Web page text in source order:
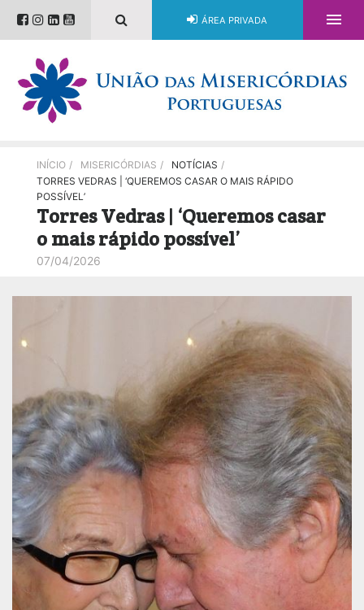
ÁREA PRIVADA 
INÍCIO / MISERICÓRDIAS / NOTÍCIAS /
TORRES VEDRAS | ‘QUEREMOS CASAR O MAIS RÁPIDO
POSSÍVEL’
Torres Vedras | ‘Queremos casar
o mais rápido possível’
07/04/2026